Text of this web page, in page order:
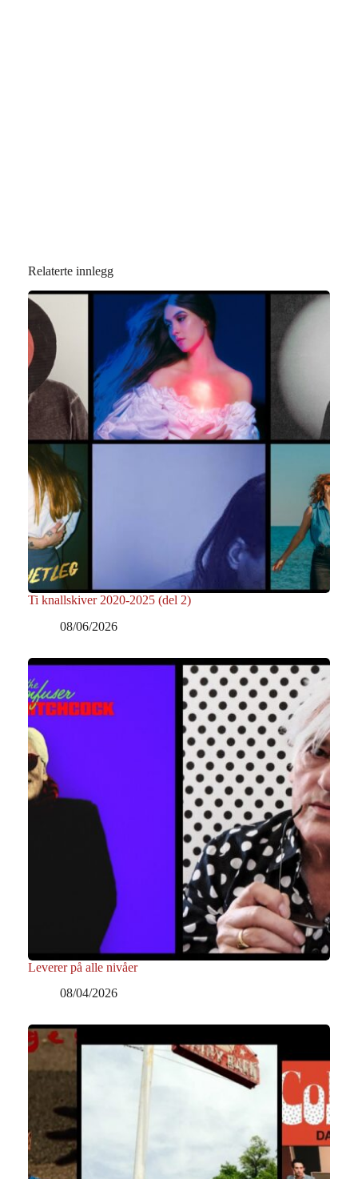
Relaterte innlegg
Ti knallskiver 2020-2025 (del 2)
08/06/2026
Leverer på alle nivåer
08/04/2026